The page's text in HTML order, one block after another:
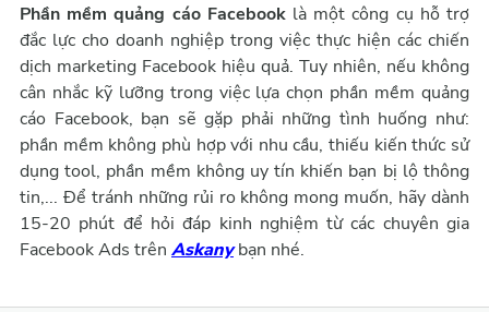
Phần mềm quảng cáo Facebooklà một công cụ hỗ trợ
đắc lực cho doanh nghiệp trong việc thực hiện các chiến
dịch marketing Facebook hiệu quả. Tuy nhiên, nếu không
cân nhắc kỹ lưỡng trong việc lựa chọn phần mềm quảng
cáo Facebook, bạn sẽ gặp phải những tình huống như:
phần mềm không phù hợp với nhu cầu, thiếu kiến thức sử
dụng tool, phần mềm không uy tín khiến bạn bị lộ thông
tin,... Để tránh những rủi ro không mong muốn, hãy dành
15-20 phút để hỏi đáp kinh nghiệm từ các chuyên gia
Facebook Ads trên Askanybạn nhé.